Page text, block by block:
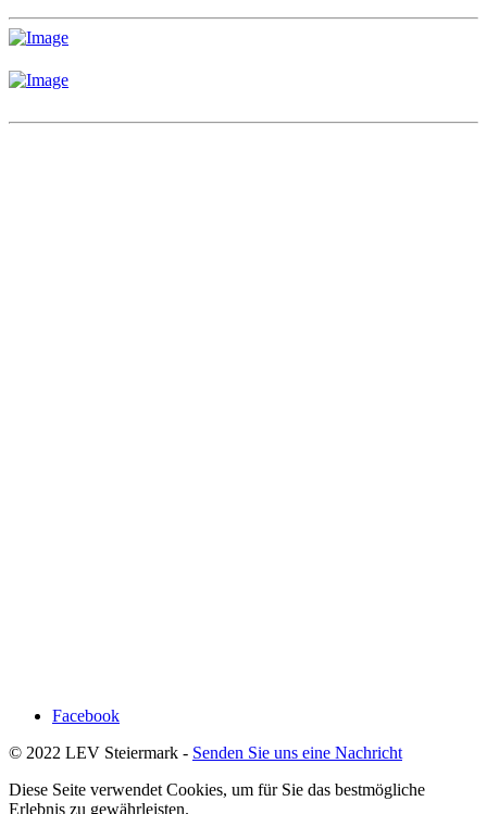
Facebook
© 2022 LEV Steiermark - Senden Sie uns eine Nachricht
Diese Seite verwendet Cookies, um für Sie das bestmögliche
Erlebnis zu gewährleisten.